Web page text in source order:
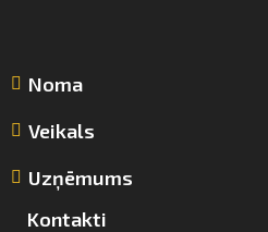
Noma
Veikals
Uzņēmums
Kontakti